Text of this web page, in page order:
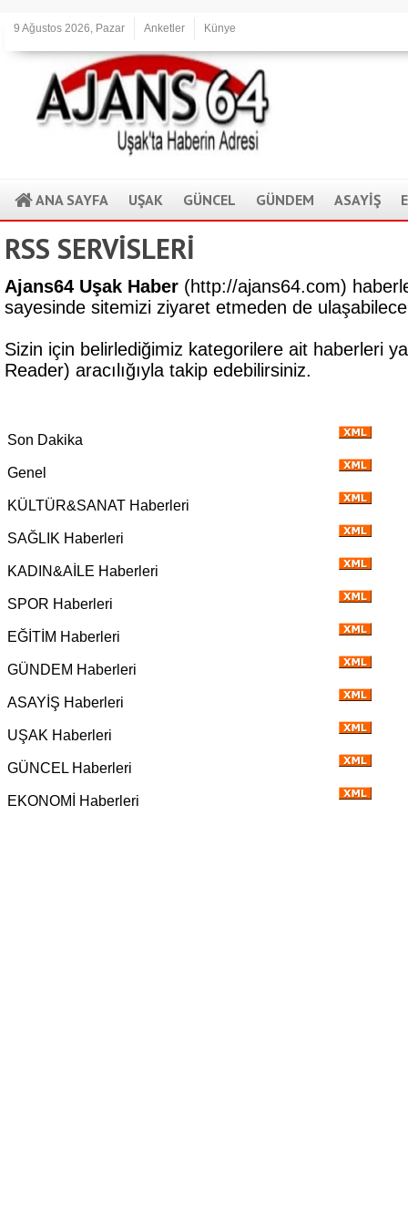
9 Ağustos 2026, Pazar Anketler Künye
ANA SAYFA UŞAK GÜNCEL GÜNDEM ASAYİŞ
RSS SERVİSLERİ
Ajans64 Uşak Haber (http://ajans64.com)
sayesinde sitemizi ziyaret etmeden de
Sizin için belirlediğimiz kategorilere ait haberleri
Reader) aracılığıyla takip edebilirsiniz.
Son Dakika
Genel
KÜLTÜR&SANAT Haberleri
SAĞLIK Haberleri
KADIN&AİLE Haberleri
SPOR Haberleri
EĞİTİM Haberleri
GÜNDEM Haberleri
ASAYİŞ Haberleri
UŞAK Haberleri
GÜNCEL Haberleri
EKONOMİ Haberleri